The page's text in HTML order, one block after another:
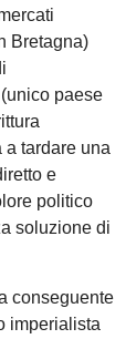
Bretagna)
paese
tardare una
e
politico
soluzione di
conseguente
imperialista